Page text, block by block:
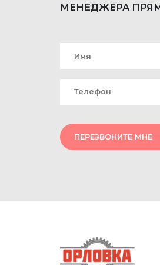
МЕНЕДЖЕРА
ПЕРЕЗВОНИТЕ МНЕ